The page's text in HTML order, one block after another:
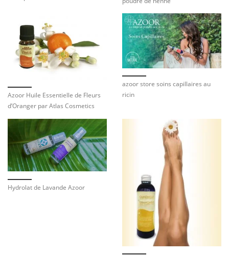
Azoor Huile Essentielle de Fleurs
d’Oranger par Atlas Cosmetics
azoor store soins capillaires au
ricin
Hydrolat de Lavande Azoor